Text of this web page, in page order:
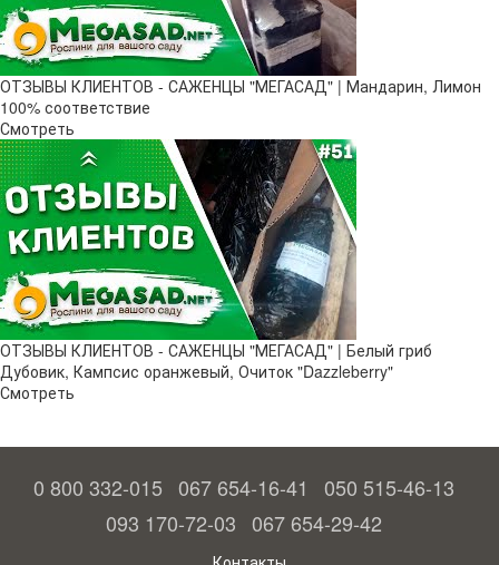
ОТЗЫВЫ КЛИЕНТОВ - САЖЕНЦЫ "МЕГАСАД" | Мандарин, Лимон
100% соответствие
Смотреть
ОТЗЫВЫ КЛИЕНТОВ - САЖЕНЦЫ "МЕГАСАД" | Белый гриб
Дубовик, Кампсис оранжевый, Очиток "Dazzleberry"
Смотреть
0 800 332-015 067 654-16-41
050 515-46-13
093 170-72-03 067 654-29-42